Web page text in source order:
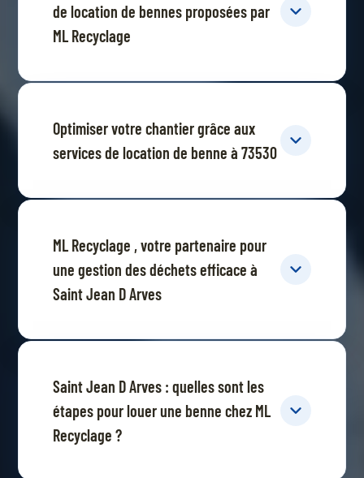
de location de bennes proposées par
ML Recyclage
Optimiser votre chantier grâce aux
services de location de benne à 73530
ML Recyclage , votre partenaire pour
une gestion des déchets efficace à
Saint Jean D Arves
Saint Jean D Arves : quelles sont les
étapes pour louer une benne chez ML
Recyclage ?